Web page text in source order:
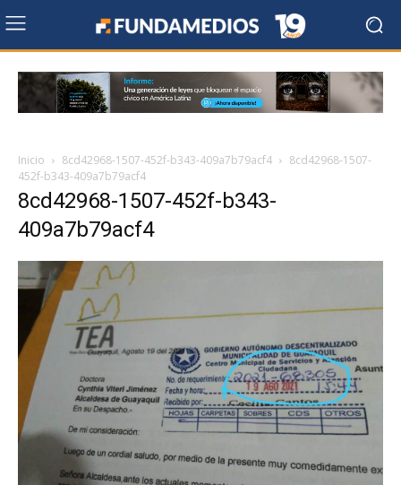
Inicio 8cd42968-1507-452f-b343-409a7b79acf4
8cd42968-1507-
452f-b343-409a7b79acf4
8cd42968-1507-452f-b343-
409a7b79acf4